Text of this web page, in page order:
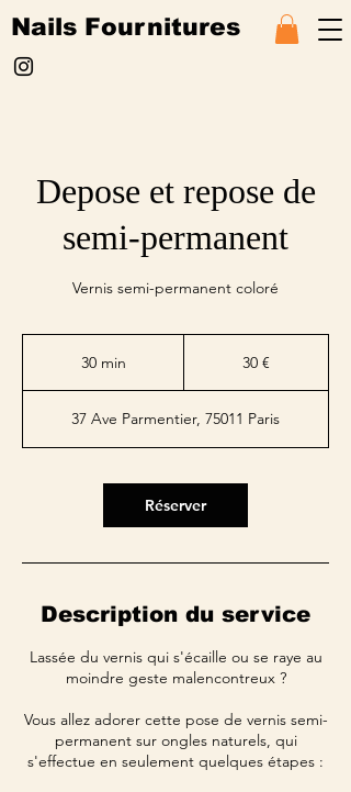
Nails Fournitures
Depose et repose de
semi-permanent
Vernis semi-permanent coloré
30 min
n
30 €
37 Ave Parmentier, 75011 Paris
Réserver
Description du service
Lassée du vernis qui s'écaille ou se raye au
moindre geste malencontreux ?
Vous allez adorer cette pose de vernis semi-
permanent sur ongles naturels, qui
s'effectue en seulement quelques étapes :